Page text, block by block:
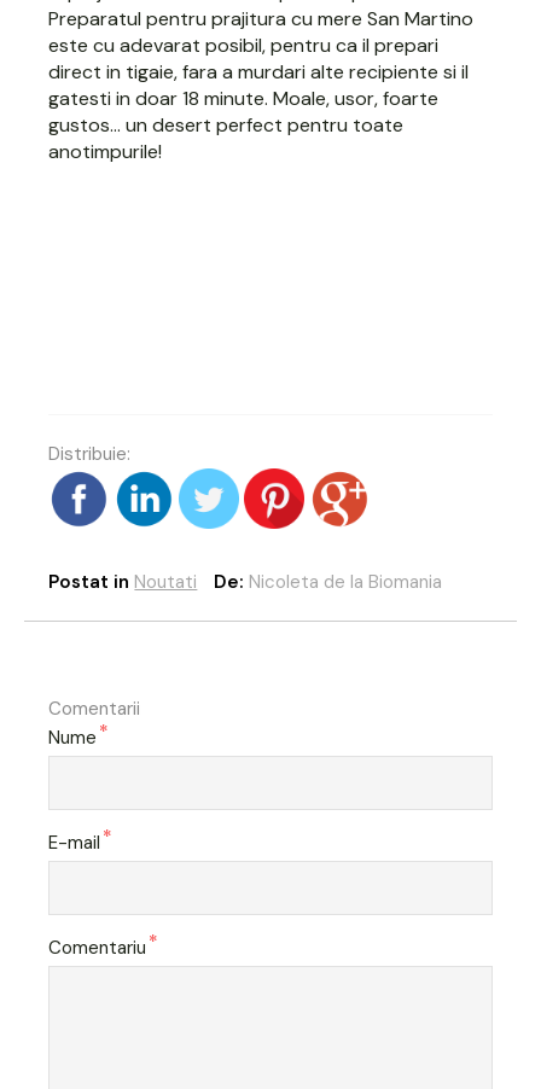
Preparatul pentru prajitura cu mere San Martino
este cu adevarat posibil, pentru ca il prepari
direct in tigaie, fara a murdari alte recipiente si il
gatesti in doar 18 minute. Moale, usor, foarte
gustos... un desert perfect pentru toate
anotimpurile!
Distribuie:
Postat in Noutati De: Nicoleta de la Biomania
Comentarii
Nume *
E-mail *
Comentariu *